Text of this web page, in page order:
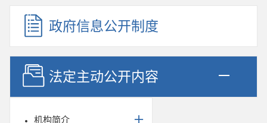
政府信息公开制度
法定主动公开内容
机构简介